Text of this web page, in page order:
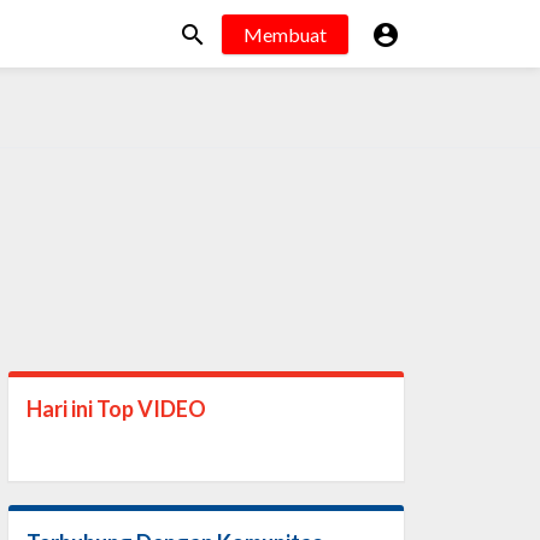
 Membuat 
Hari ini TopVIDEO